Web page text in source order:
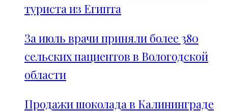
туриста из Египта
За июль врачи приняли более 380
сельских пациентов в Вологодской
области
Продажи шоколада в Калининграде